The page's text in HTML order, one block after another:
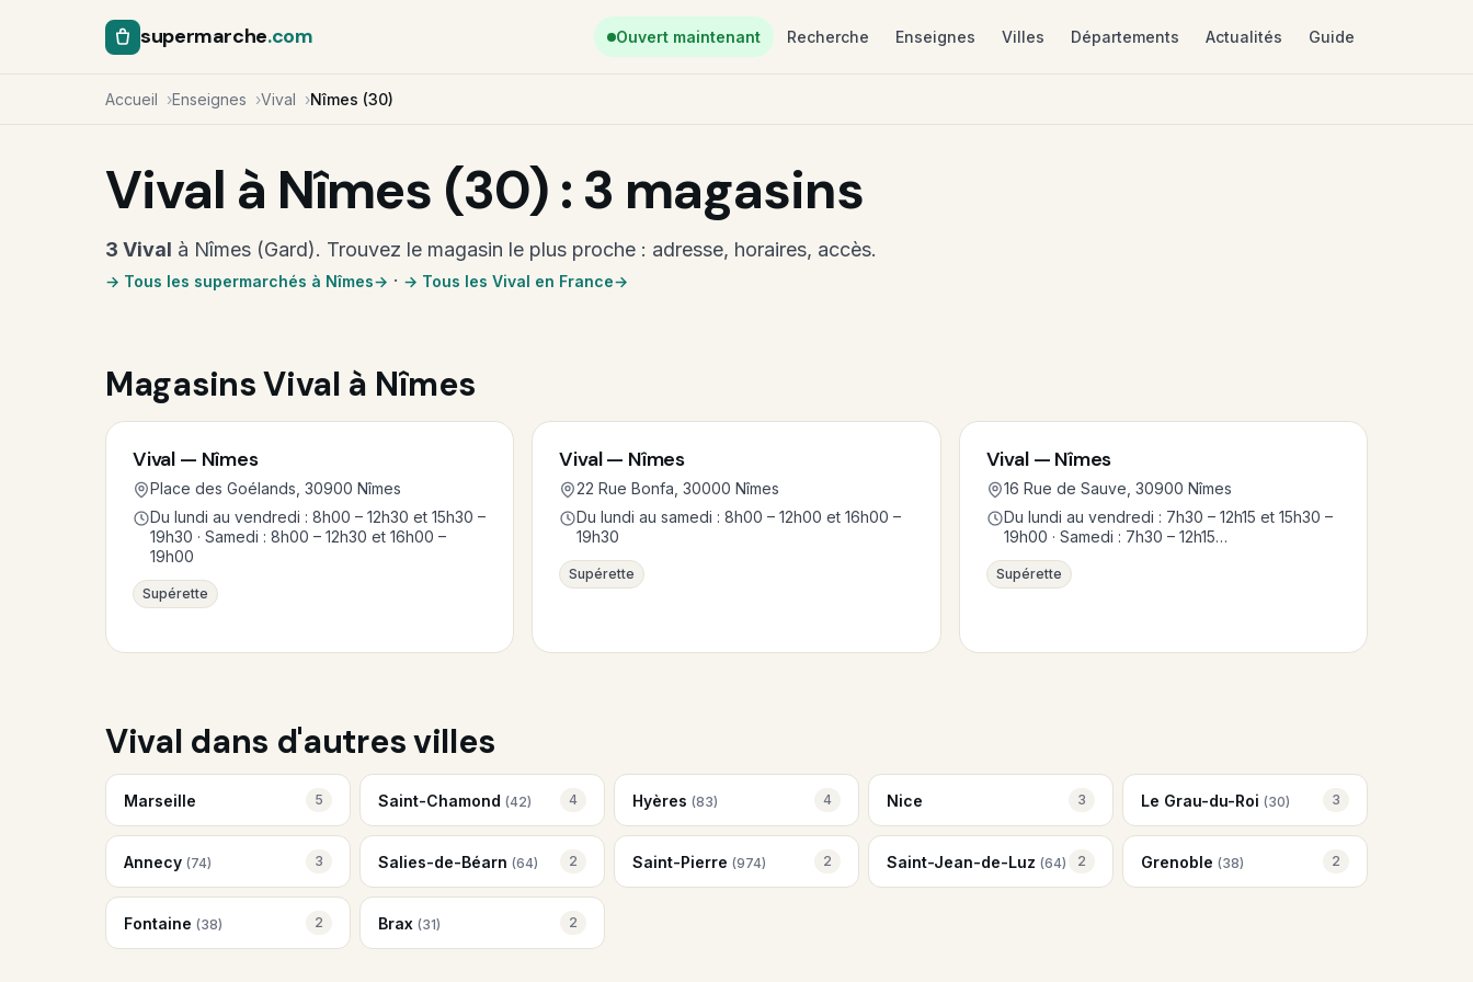
supermarche.com Ouvert maintenant Recherche Enseignes Villes Départements Actualités Guide
Accueil Enseignes Vival Nîmes (30)
Vival à Nîmes (30) : 3 magasins
3 Vival à Nîmes (Gard). Trouvez le magasin le plus proche : adresse, horaires, accès.
→ Tous les supermarchés à Nîmes · → Tous les Vival en France
Magasins Vival à Nîmes
Vival — Nîmes
Place des Goélands, 30900 Nîmes
Du lundi au vendredi : 8h00 – 12h30 et 15h30 –
19h30 · Samedi : 8h00 – 12h30 et 16h00 –
19h00
Supérette
Vival — Nîmes
22 Rue Bonfa, 30000 Nîmes
Du lundi au samedi : 8h00 – 12h00 et 16h00 –
19h30
Supérette
Vival — Nîmes
16 Rue de Sauve, 30900 Nîmes
Du lundi au vendredi : 7h30 – 12h15 et 15h30 –
19h00 · Samedi : 7h30 – 12h15…
Supérette
Vival dans d'autres villes
Marseille 5 Saint-Chamond (42) 4 Hyères (83) 4 Nice 3 Le Grau-du-Roi (30) 3
Annecy (74) 3 Salies-de-Béarn (64) 2 Saint-Pierre (974) 2 Saint-Jean-de-Luz (64) 2 Grenoble (38) 2
Fontaine (38) 2 Brax (31) 2